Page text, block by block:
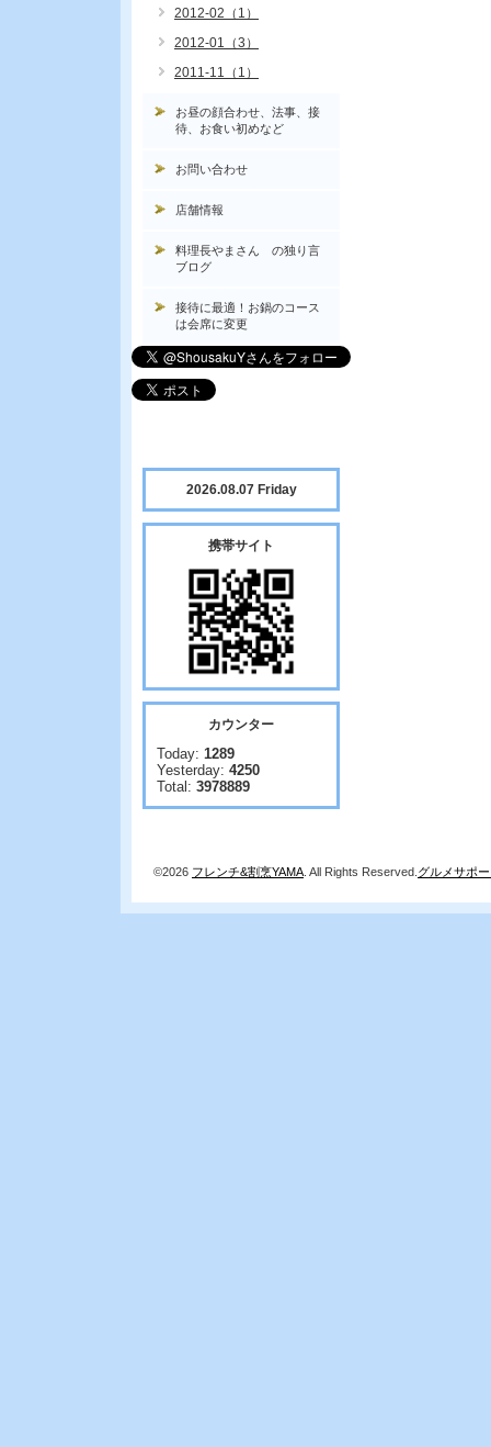
2012-02（1）
2012-01（3）
2011-11（1）
お昼の顔合わせ、法事、接
待、お食い初めなど
お問い合わせ
店舗情報
料理長やまさん の独り言
ブログ
接待に最適！お鍋のコース
は会席に変更
2026.08.07 Friday
携帯サイト
カウンター
Today: 1289
Yesterday: 4250
Total: 3978889
©2026 フレンチ&割烹YAMA . All Rights Reserved. グルメサポ